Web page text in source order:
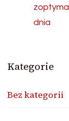
dnia
Kategorie
Bez kategorii